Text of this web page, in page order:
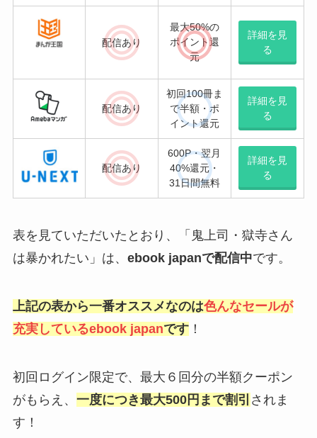
配信あり
最大50%の
ポイント還
元
詳細を見
る
配信あり
初回100冊ま
で半額・ポ
イント還元
詳細を見
る
配信あり
600P・翌月
40%還元・
31日間無料
詳細を見
る
表を見ていただいたとおり、「鬼上司・獄寺さん
は暴かれたい」は、 ebook japanで配信中です。
上記の表から一番オススメなのは色んなセールが
充実しているebook japanです！
初回ログイン限定で、最大６回分の半額クーポン
がもらえ、 一度につき最大500円まで割引 されま
す！